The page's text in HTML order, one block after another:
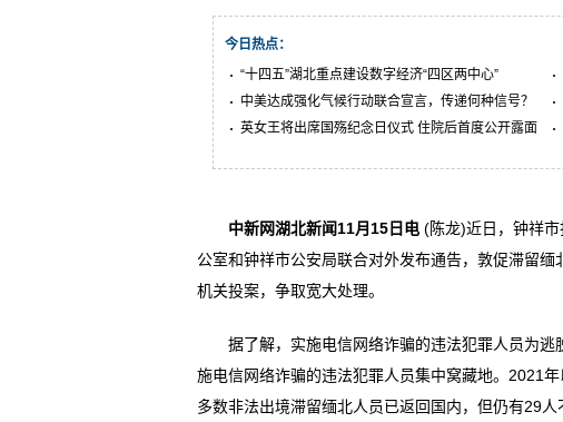
今日热点：
“十四五”湖北重点建设数字经济“四区两中心”
中美达成强化气候行动联合宣言，传递何种信号？
英女王将出席国殇纪念日仪式 住院后首度公开露面
中新网湖北新闻11月15日电 (陈龙)近日，钟祥
公室和钟祥市公安局联合对外发布通告，敦促滞留
机关投案，争取宽大处理。
据了解，实施电信网络诈骗的违法犯罪人员为逃
施电信网络诈骗的违法犯罪人员集中窝藏地。2021
多数非法出境滞留缅北人员已返回国内，但仍有29人